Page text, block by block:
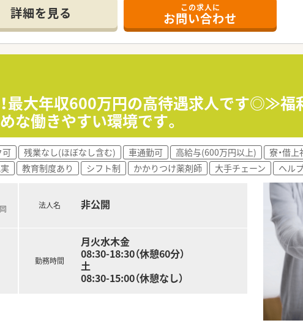
置しており東北新幹線を利用した通勤にも非常に便利な立地です。
応需しており1日あたりおよそ15枚を丁寧に対応しています。
ため落ち着いた環境の中で日々の業務に集中することができます。
ておりご経験やスキルを最大限に考慮して決定されます。
的には異動や転勤がないため腰を据えて長く働ける環境です。
日頃の頑張りや会社業績が給与にしっかりと反映されます。
査業務を安全かつ正確に行っていただくことが主な役割です。
めお薬に関する相談への対応など幅広い業務をお任せします。
内における基本的な運営業務全般に携わっていただきます。
詳細を見る この求人に
お問い合わせ
最大年収600万円の高待遇求人です◎≫福
な働きやすい環境です。
可 残業なし(ほぼなし含む) 車通勤可 高給与(600万円以上) 寮・借
教育制度あり シフト制 かかりつけ薬剤師 大手チェーン ヘル
法人名 非公開
勤務時間
月火水木金
08:30-18:30（休憩60分）
土
08:30-15:00（休憩なし）